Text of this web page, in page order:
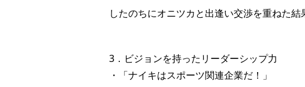
したのちにオニツカと出逢い交渉を重ねた結
3．ビジョンを持ったリーダーシップ力
・「ナイキはスポーツ関連企業だ！」